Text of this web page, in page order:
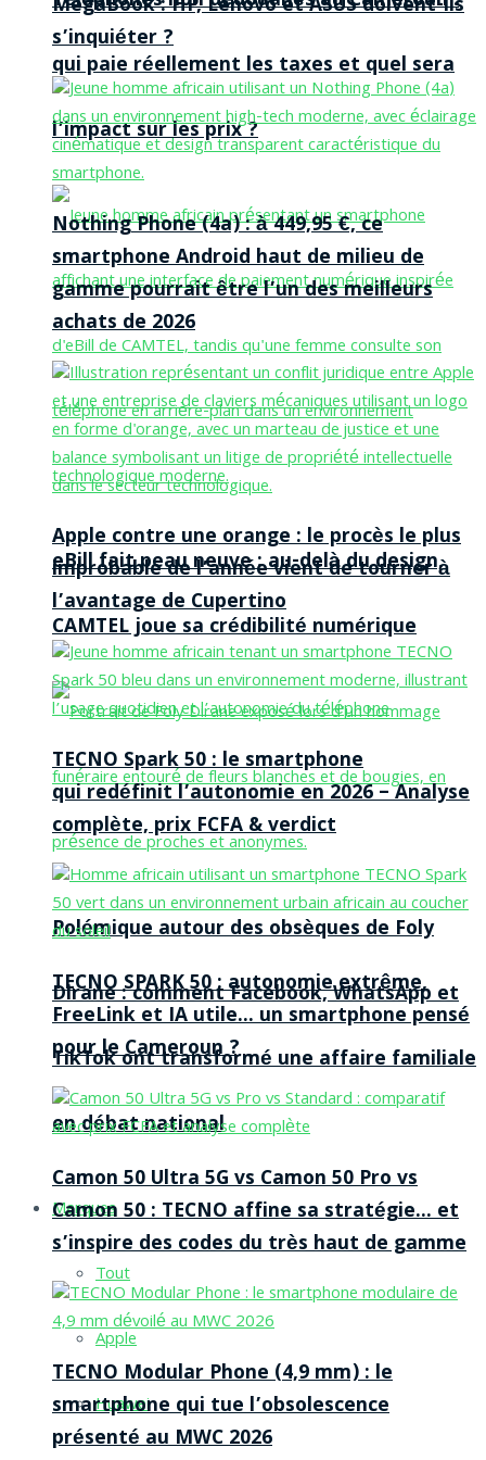
qui paie réellement les taxes et quel sera
l’impact sur les prix ?
eBill fait peau neuve : au-delà du design,
CAMTEL joue sa crédibilité numérique
Polémique autour des obsèques de Foly
Dirane : comment Facebook, WhatsApp et
TikTok ont transformé une affaire familiale
en débat national
Marques
Tout
Apple
Huawei
MegaBook : HP, Lenovo et ASUS doivent-ils
s’inquiéter ?
Nothing Phone (4a) : à 449,95 €, ce
smartphone Android haut de milieu de
gamme pourrait être l’un des meilleurs
achats de 2026
Apple contre une orange : le procès le plus
improbable de l’année vient de tourner à
l’avantage de Cupertino
TECNO Spark 50 : le smartphone
qui redéfinit l’autonomie en 2026 – Analyse
complète, prix FCFA & verdict
TECNO SPARK 50 : autonomie extrême,
FreeLink et IA utile… un smartphone pensé
pour le Cameroun ?
Camon 50 Ultra 5G vs Camon 50 Pro vs
Camon 50 : TECNO affine sa stratégie… et
s’inspire des codes du très haut de gamme
TECNO Modular Phone (4,9 mm) : le
smartphone qui tue l’obsolescence
présenté au MWC 2026